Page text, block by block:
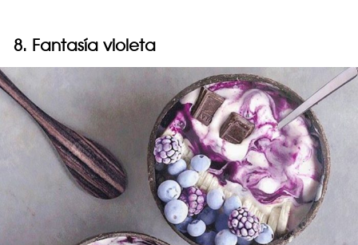
8. Fantasía violeta